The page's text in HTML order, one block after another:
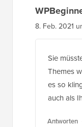
8. Feb. 2021
Sie
Themes
es so
auch als
Antworten